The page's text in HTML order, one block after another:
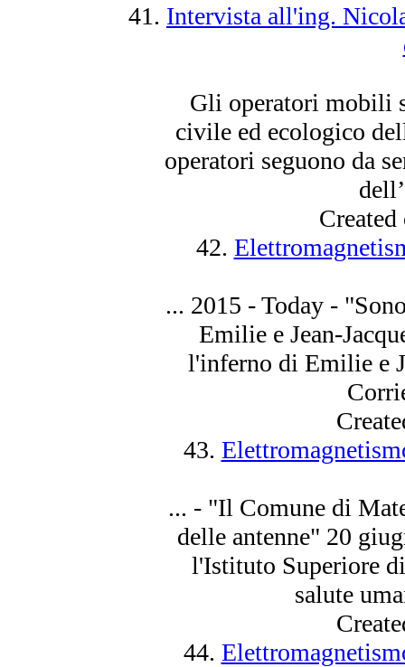
41. Intervista all'ing.
Gli operatori mobili
civile ed ecologico
operatori seguono da
42.
... 2015 - Today - "
Emilie e Jean-
l'inferno di Emilie e
43.
... - "Il Comune di
delle antenne" 20
l'Istituto Superiore
salute
44.